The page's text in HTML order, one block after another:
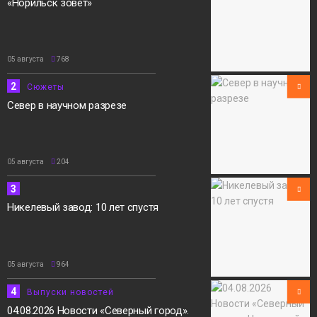
«Норильск зовёт»
05 августа 768
2 Сюжеты
Север в научном разрезе
05 августа 204
3
Никелевый завод: 10 лет спустя
05 августа 964
4 Выпуски новостей
04.08.2026 Новости «Северный город».